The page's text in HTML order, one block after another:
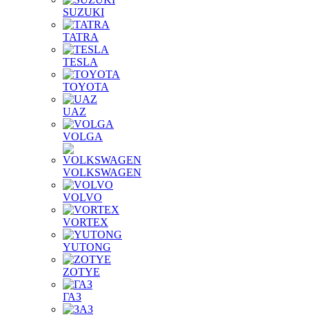
SUZUKI
TATRA
TESLA
TOYOTA
UAZ
VOLGA
VOLKSWAGEN
VOLVO
VORTEX
YUTONG
ZOTYE
ГАЗ